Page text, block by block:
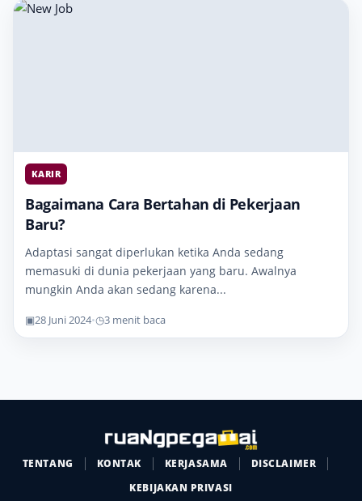
KARIR
Bagaimana Cara Bertahan di Pekerjaan
Baru?
Adaptasi sangat diperlukan ketika Anda sedang
memasuki di dunia pekerjaan yang baru. Awalnya
mungkin Anda akan sedang karena...
▣28 Juni 2024•◷3 menit baca
TENTANG KONTAK KERJASAMA
DISCLAIMER
KEBIJAKAN PRIVASI